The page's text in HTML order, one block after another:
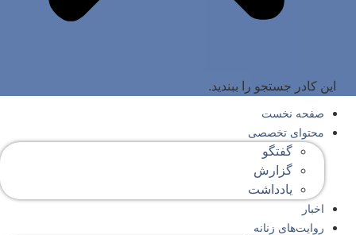
این کادر جستجو را ببندید.
صفحه‌ نخست
محتوای‌ تخصصی
گفتگو
گزارش
یادداشت
اخبار
روایت‌های زنانه